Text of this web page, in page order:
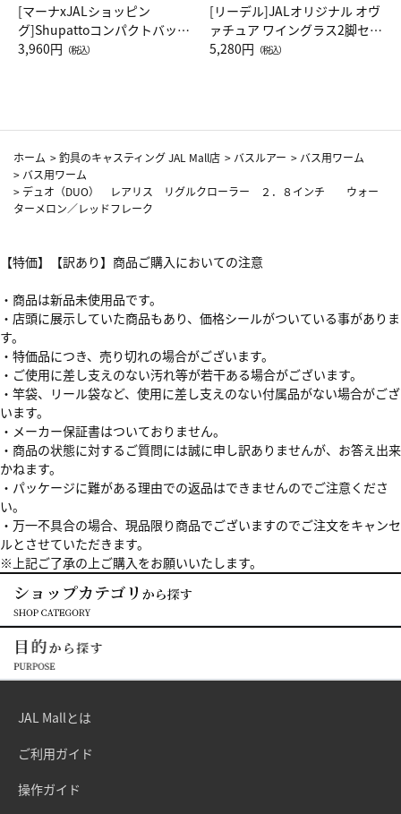
[マーナxJALショッピン
グ]Shupattoコンパクトバッグ
Drop JAL客室乗務員（LC）ス
3,960円 （税込）
[リーデル]JALオリジナル オヴ
ァチュア ワイングラス2脚セッ
ト（レッドワイン）
5,280円 （税込）
ホーム >釣具のキャスティング JAL Mall店 > バスルアー > バス用ワーム
> バス用ワーム
> デュオ（DUO） レアリス リグルクローラー ２．８インチ ウォー
ターメロン／レッドフレーク
【特価】【訳あり】商品ご購入においての注意
・商品は新品未使用品です。
・店頭に展示していた商品もあり、価格シールがついている事がありま
す。
・特価品につき、売り切れの場合がございます。
・ご使用に差し支えのない汚れ等が若干ある場合がございます。
・竿袋、リール袋など、使用に差し支えのない付属品がない場合がござ
います。
・メーカー保証書はついておりません。
・商品の状態に対するご質問には誠に申し訳ありませんが、お答え出来
かねます。
・パッケージに難がある理由での返品はできませんのでご注意くださ
い。
・万一不具合の場合、現品限り商品でございますのでご注文をキャンセ
ルとさせていただきます。
※上記ご了承の上ご購入をお願いいたします。
JAL Mallとは
ご利用ガイド
操作ガイド